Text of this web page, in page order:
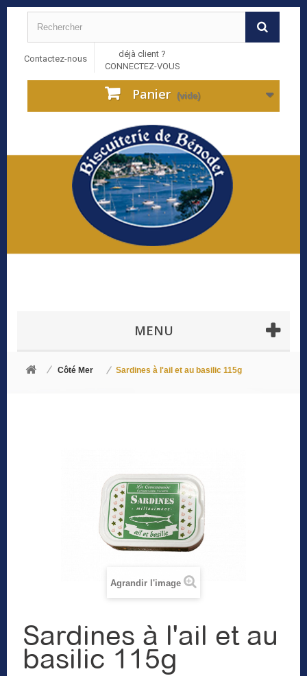
Contactez-nous
déjà client ?
CONNECTEZ-VOUS
Panier (vide)
MENU
Côté Mer Sardines à l'ail et au basilic 115g
Agrandir l'image
Sardines à l'ail et au
basilic 115g